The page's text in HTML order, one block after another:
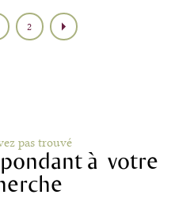
2
pas trouvé
à votre